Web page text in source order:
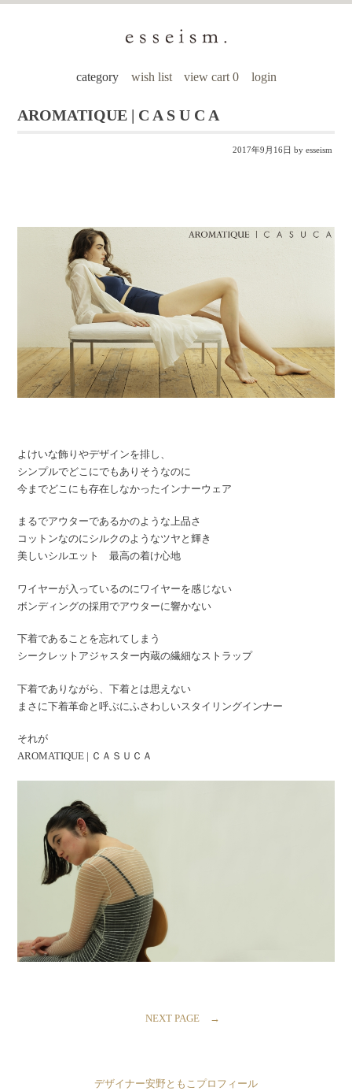
category wish list view cart 0 login
AROMATIQUE | C A S U C A
2017年9月16日 by esseism
よけいな飾りやデザインを排し、
シンプルでどこにでもありそうなのに
今までどこにも存在しなかったインナーウェア
まるでアウターであるかのような上品さ
コットンなのにシルクのようなツヤと輝き
美しいシルエット 最高の着け心地
ワイヤーが入っているのにワイヤーを感じない
ボンディングの採用でアウターに響かない
下着であることを忘れてしまう
シークレットアジャスター内蔵の繊細なストラップ
下着でありながら、下着とは思えない
まさに下着革命と呼ぶにふさわしいスタイリングインナー
それが
AROMATIQUE | ＣＡＳＵＣＡ
NEXT PAGE →
デザイナー安野ともこプロフィール